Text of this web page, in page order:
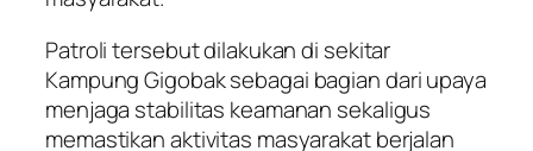
Patroli tersebut dilakukan di sekitar
Kampung Gigobak sebagai bagian dari upaya
menjaga stabilitas keamanan sekaligus
memastikan aktivitas masyarakat berjalan